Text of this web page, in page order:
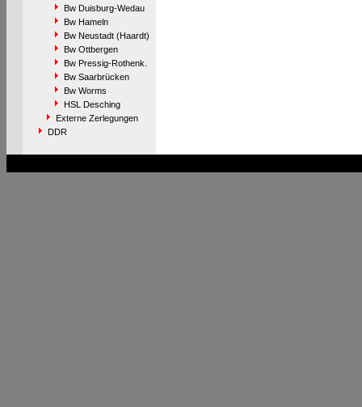
Bw Duisburg-Wedau
Bw Hameln
Bw Neustadt (Haardt)
Bw Ottbergen
Bw Pressig-Rothenk.
Bw Saarbrücken
Bw Worms
HSL Desching
Externe Zerlegungen
DDR